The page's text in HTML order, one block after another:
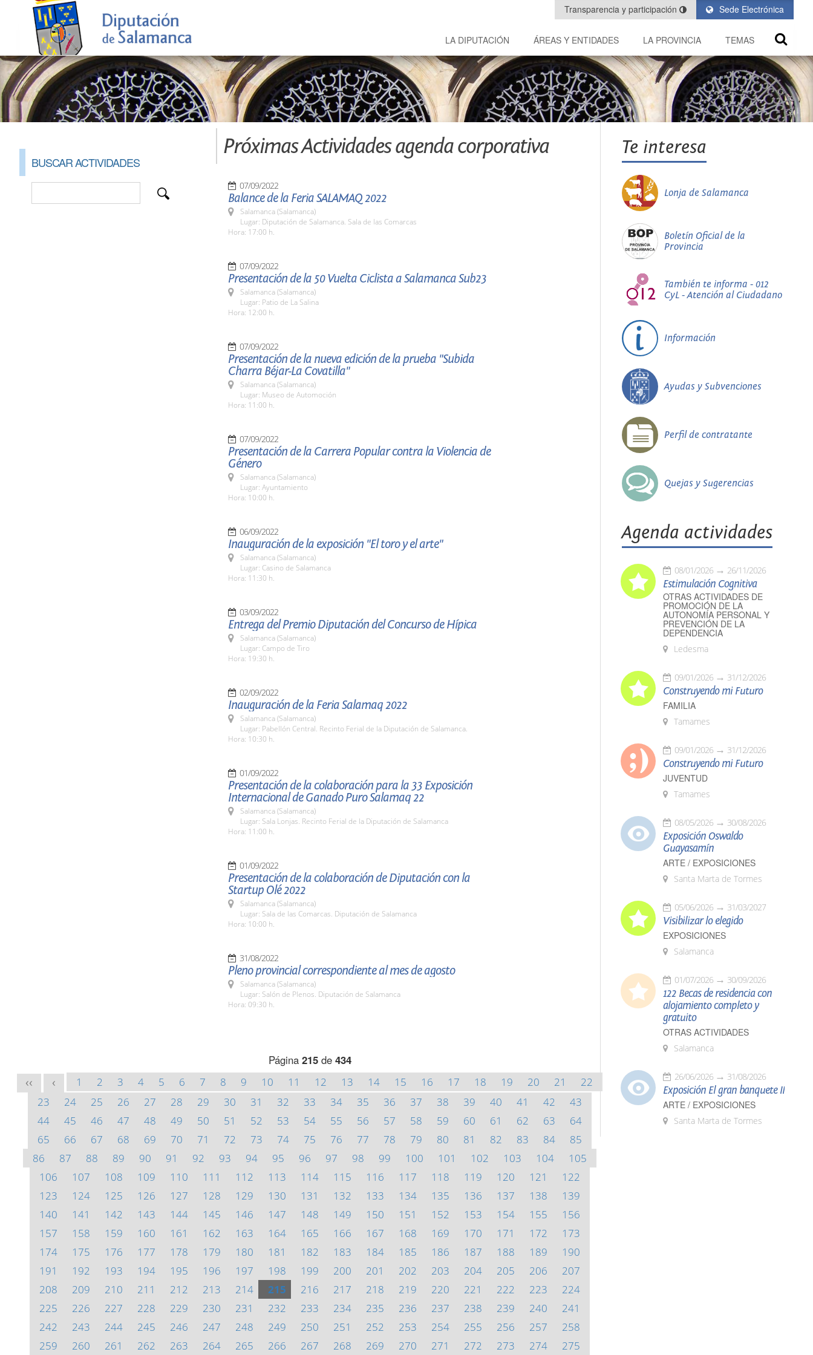
Sede Electrónica
Transparencia y participación
LA DIPUTACIÓN ÁREAS Y ENTIDADES LA PROVINCIA TEMAS
BUSCAR ACTIVIDADES
Próximas Actividades agenda corporativa
07/09/2022
Balance de la Feria SALAMAQ 2022
Salamanca (Salamanca)
Lugar: Diputación de Salamanca. Sala de las Comarcas
Hora: 17:00 h.
07/09/2022
Presentación de la 50 Vuelta Ciclista a Salamanca Sub23
Salamanca (Salamanca)
Lugar: Patio de La Salina
Hora: 12:00 h.
07/09/2022
Presentación de la nueva edición de la prueba "Subida
Charra Béjar-La Covatilla"
Salamanca (Salamanca)
Lugar: Museo de Automoción
Hora: 11:00 h.
07/09/2022
Presentación de la Carrera Popular contra la Violencia de
Género
Salamanca (Salamanca)
Lugar: Ayuntamiento
Hora: 10:00 h.
06/09/2022
Inauguración de la exposición "El toro y el arte"
Salamanca (Salamanca)
Lugar: Casino de Salamanca
Hora: 11:30 h.
03/09/2022
Entrega del Premio Diputación del Concurso de Hípica
Salamanca (Salamanca)
Lugar: Campo de Tiro
Hora: 19:30 h.
02/09/2022
Inauguración de la Feria Salamaq 2022
Salamanca (Salamanca)
Lugar: Pabellón Central. Recinto Ferial de la Diputación de Salamanca.
Hora: 10:30 h.
01/09/2022
Presentación de la colaboración para la 33 Exposición
Internacional de Ganado Puro Salamaq 22
Salamanca (Salamanca)
Lugar: Sala Lonjas. Recinto Ferial de la Diputación de Salamanca
Hora: 11:00 h.
01/09/2022
Presentación de la colaboración de Diputación con la
Startup Olé 2022
Salamanca (Salamanca)
Lugar: Sala de las Comarcas. Diputación de Salamanca
Hora: 10:00 h.
31/08/2022
Pleno provincial correspondiente al mes de agosto
Salamanca (Salamanca)
Lugar: Salón de Plenos. Diputación de Salamanca
Hora: 09:30 h.
Página 215de 434
<< < 1 2 3 4 5 6 7 8 9 10 11 12 13 14 15 16 17 18 19 20 21
22
23
24 25 26 27 28 29 30 31 32 33 34 35 36 37 38 39 40 41 42
43
44
45 46 47 48 49 50 51 52 53 54 55 56 57 58 59 60 61 62 63
64
65
66 67 68 69 70 71 72 73 74 75 76 77 78 79 80 81 82 83 84
85
86
87 88 89 90 91 92 93 94 95 96 97 98 99 100 101 102 103 104
105
106
107 108 109 110 111 112 113 114 115 116 117 118 119 120 121
122
123
124 125 126 127 128 129 130 131 132 133 134 135 136 137 138
139
140
141 142 143 144 145 146 147 148 149 150 151 152 153 154 155
156
157
158 159 160 161 162 163 164 165 166 167 168 169 170 171 172
173
174
175 176 177 178 179 180 181 182 183 184 185 186 187 188 189
190
191
192 193 194 195 196 197 198 199 200 201 202 203 204 205 206
207
208
209 210 211 212 213 214 215 216 217 218 219 220 221 222 223
224
225
226 227 228 229 230 231 232 233 234 235 236 237 238 239 240
241
242
243 244 245 246 247 248 249 250 251 252 253 254 255 256 257
258
259
260 261 262 263 264 265 266 267 268 269 270 271 272 273 274 275
Te interesa
Lonja de Salamanca
Boletín Oficial de la
Provincia
También te informa - 012
CyL - Atención al Ciudadano
Información
Ayudas y Subvenciones
Perfil de contratante
Quejas y Sugerencias
Agenda actividades
08/01/2026 26/11/2026
Estimulación Cognitiva
OTRAS ACTIVIDADES DE
PROMOCIÓN DE LA
AUTONOMÍA PERSONAL Y
PREVENCIÓN DE LA
DEPENDENCIA
Ledesma
09/01/2026 31/12/2026
Construyendo mi Futuro
FAMILIA
Tamames
09/01/2026 31/12/2026
Construyendo mi Futuro
JUVENTUD
Tamames
08/05/2026 30/08/2026
Exposición Oswaldo
Guayasamín
ARTE / EXPOSICIONES
Santa Marta de Tormes
05/06/2026 31/03/2027
Visibilizar lo elegido
EXPOSICIONES
Salamanca
01/07/2026 30/09/2026
122 Becas de residencia con
alojamiento completo y
gratuito
OTRAS ACTIVIDADES
Salamanca
26/06/2026 31/08/2026
Exposición El gran banquete II
ARTE / EXPOSICIONES
Santa Marta de Tormes